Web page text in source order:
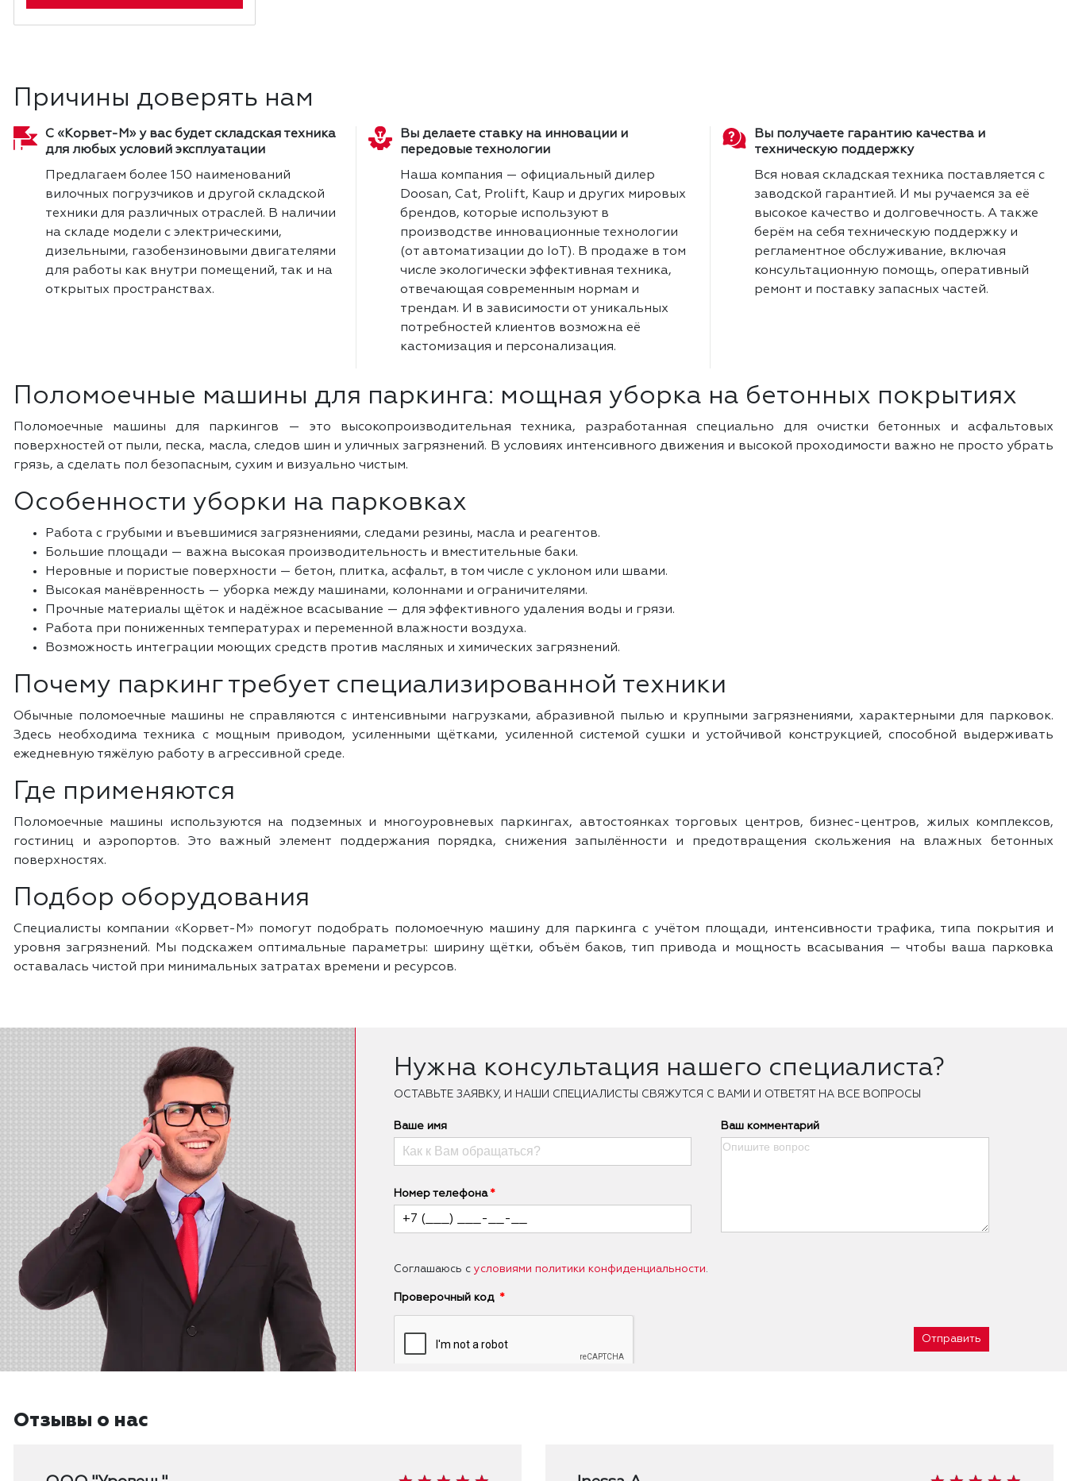
Причины доверять нам
С «Корвет-М» у вас будет складская техника
для любых условий эксплуатации
Предлагаем более 150 наименований
вилочных погрузчиков и другой складской
техники для различных отраслей. В наличии
на складе модели с электрическими,
дизельными, газобензиновыми двигателями
для работы как внутри помещений, так и на
открытых пространствах.
Вы делаете ставку на инновации и
передовые технологии
Наша компания — официальный дилер
Doosan, Cat, Prolift, Kaup и других мировых
брендов, которые используют в
производстве инновационные технологии
(от автоматизации до IoT). В продаже в том
числе экологически эффективная техника,
отвечающая современным нормам и
трендам. И в зависимости от уникальных
потребностей клиентов возможна её
кастомизация и персонализация.
Вы получаете гарантию качества и
техническую поддержку
Вся новая складская техника поставляется с
заводской гарантией. И мы ручаемся за её
высокое качество и долговечность. А также
берём на себя техническую поддержку и
регламентное обслуживание, включая
консультационную помощь, оперативный
ремонт и поставку запасных частей.
Поломоечные машины для паркинга: мощная уборка на бетонных покрытиях
Поломоечные машины для паркингов — это высокопроизводительная техника, разработанная специально для очистки бетонных и асфальтовых
поверхностей от пыли, песка, масла, следов шин и уличных загрязнений. В условиях интенсивного движения и высокой проходимости важно не просто убрать
грязь, а сделать пол безопасным, сухим и визуально чистым.
Особенности уборки на парковках
Работа с грубыми и въевшимися загрязнениями, следами резины, масла и реагентов.
Большие площади — важна высокая производительность и вместительные баки.
Неровные и пористые поверхности — бетон, плитка, асфальт, в том числе с уклоном или швами.
Высокая манёвренность — уборка между машинами, колоннами и ограничителями.
Прочные материалы щёток и надёжное всасывание — для эффективного удаления воды и грязи.
Работа при пониженных температурах и переменной влажности воздуха.
Возможность интеграции моющих средств против масляных и химических загрязнений.
Почему паркинг требует специализированной техники
Обычные поломоечные машины не справляются с интенсивными нагрузками, абразивной пылью и крупными загрязнениями, характерными для парковок.
Здесь необходима техника с мощным приводом, усиленными щётками, усиленной системой сушки и устойчивой конструкцией, способной выдерживать
ежедневную тяжёлую работу в агрессивной среде.
Где применяются
Поломоечные машины используются на подземных и многоуровневых паркингах, автостоянках торговых центров, бизнес-центров, жилых комплексов,
гостиниц и аэропортов. Это важный элемент поддержания порядка, снижения запылённости и предотвращения скольжения на влажных бетонных
поверхностях.
Подбор оборудования
Специалисты компании «Корвет-М» помогут подобрать поломоечную машину для паркинга с учётом площади, интенсивности трафика, типа покрытия и
уровня загрязнений. Мы подскажем оптимальные параметры: ширину щётки, объём баков, тип привода и мощность всасывания — чтобы ваша парковка
оставалась чистой при минимальных затратах времени и ресурсов.
Нужна консультация нашего специалиста?
ОCТАВЬТЕ ЗАЯВКУ, И НАШИ СПЕЦИАЛИСТЫ СВЯЖУТСЯ С ВАМИ И ОТВЕТЯТ НА ВСЕ ВОПРОСЫ
Ваше имя
Номер телефона
Ваш комментарий
Соглашаюсь с условиями политики конфиденциальности.
Проверочный код
Отправить
Отзывы о нас